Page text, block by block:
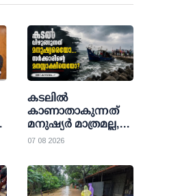
കടലിൽ
കാണാതാകുന്നത്
മനുഷ്യർ മാത്രമല്ല,
സർക്കാരിന്റെ
07 08 2026